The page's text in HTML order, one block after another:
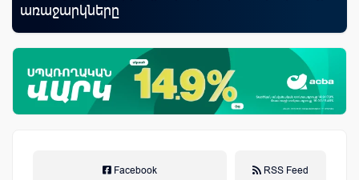
առաջարկները
Facebook RSS Feed